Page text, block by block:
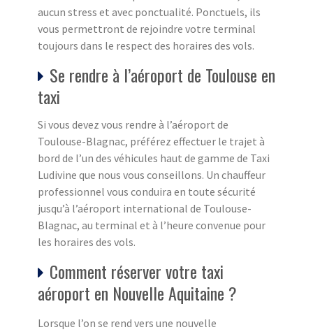
aucun stress et avec ponctualité. Ponctuels, ils
vous permettront de rejoindre votre terminal
toujours dans le respect des horaires des vols.
Se rendre à l’aéroport de Toulouse en
taxi
Si vous devez vous rendre à l’aéroport de
Toulouse-Blagnac, préférez effectuer le trajet à
bord de l’un des véhicules haut de gamme de Taxi
Ludivine que nous vous conseillons. Un chauffeur
professionnel vous conduira en toute sécurité
jusqu’à l’aéroport international de Toulouse-
Blagnac, au terminal et à l’heure convenue pour
les horaires des vols.
Comment réserver votre taxi
aéroport en Nouvelle Aquitaine ?
Lorsque l’on se rend vers une nouvelle